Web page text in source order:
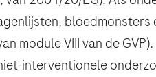
module VIII van de GVP).
interventionele